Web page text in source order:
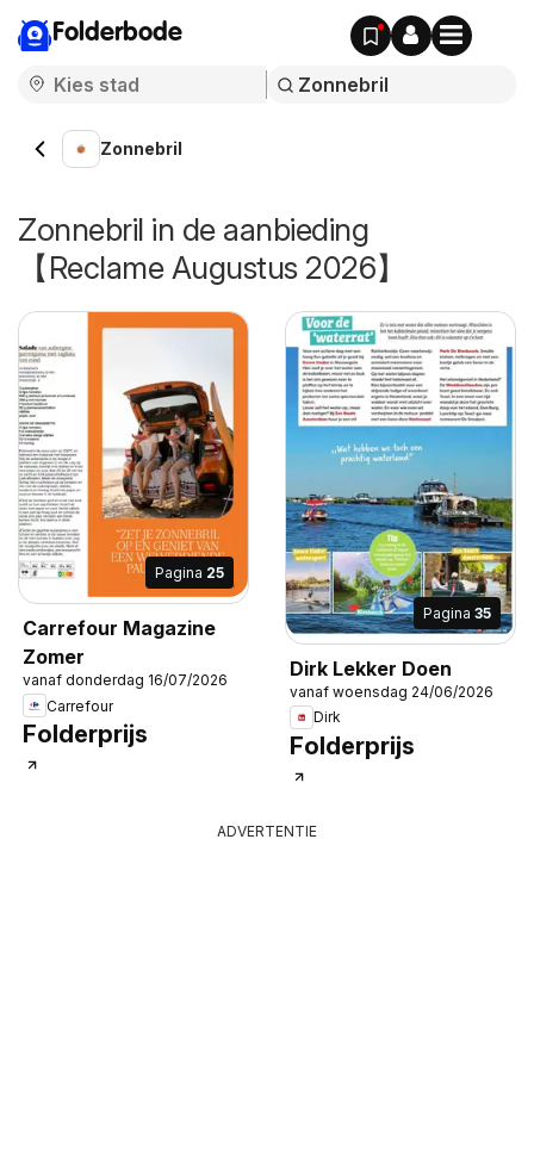
Folderbode
Zonnebril
Zonnebril in de aanbieding
【Reclame Augustus 2026】
Pagina 25
Carrefour Magazine
Zomer
vanaf donderdag 16/07/2026
Carrefour
Folderprijs
Pagina 35
Dirk Lekker Doen
vanaf woensdag 24/06/2026
Dirk
Folderprijs
ADVERTENTIE